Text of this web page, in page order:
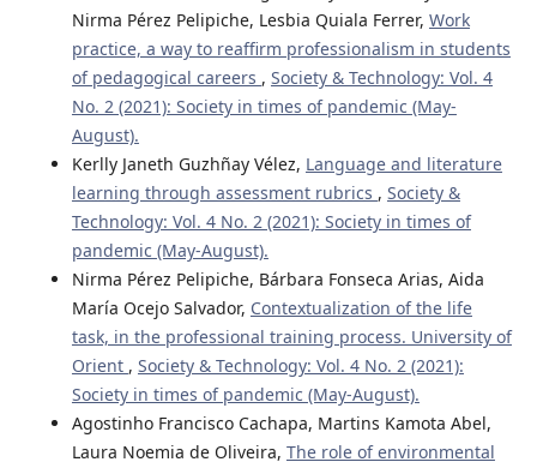
Nirma Pérez Pelipiche, Lesbia Quiala Ferrer, Work
practice, a way to reaffirm professionalism in students
of pedagogical careers , Society & Technology: Vol. 4
No. 2 (2021): Society in times of pandemic (May-
August).
Kerlly Janeth Guzhñay Vélez, Language and literature
learning through assessment rubrics , Society &
Technology: Vol. 4 No. 2 (2021): Society in times of
pandemic (May-August).
Nirma Pérez Pelipiche, Bárbara Fonseca Arias, Aida
María Ocejo Salvador, Contextualization of the life
task, in the professional training process. University of
Orient , Society & Technology: Vol. 4 No. 2 (2021):
Society in times of pandemic (May-August).
Agostinho Francisco Cachapa, Martins Kamota Abel,
Laura Noemia de Oliveira, The role of environmental